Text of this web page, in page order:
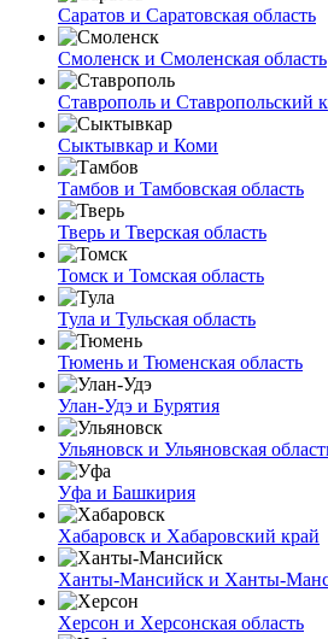
Саратов и Саратовская область
Смоленск и Смоленская область
Ставрополь и Ставропольский
Сыктывкар и Коми
Тамбов и Тамбовская область
Тверь и Тверская область
Томск и Томская область
Тула и Тульская область
Тюмень и Тюменская область
Улан-Удэ и Бурятия
Ульяновск и Ульяновская
Уфа и Башкирия
Хабаровск и Хабаровский край
Ханты-Мансийск и Ханты-
Херсон и Херсонская область